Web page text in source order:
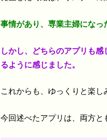
事情があり、専業主婦になっ
しかし、どちらのアプリも
るように感じました。
これからも、ゆっくりと楽し
今回述べたアプリは、両方と